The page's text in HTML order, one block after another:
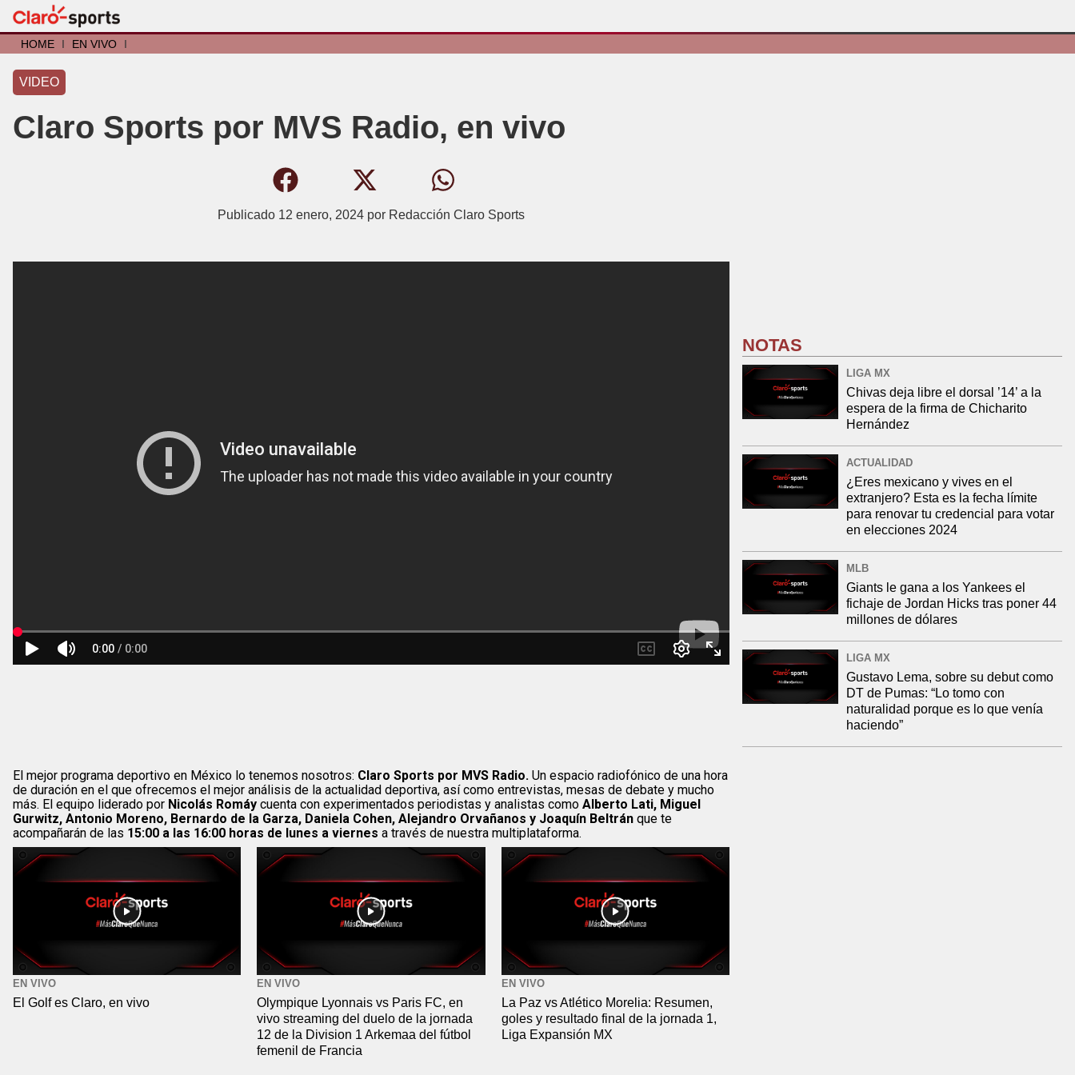
HOME I EN VIVO I
VIDEO
Claro Sports por MVS Radio, en vivo
Publicado 12 enero, 2024 por Redacción Claro Sports
El mejor programa deportivo en México lo tenemos nosotros: Claro Sports por MVS Radio. Un espacio radiofónico de una hora
de duración en el que ofrecemos el mejor análisis de la actualidad deportiva, así como entrevistas, mesas de debate y mucho
más. El equipo liderado por Nicolás Romáy cuenta con experimentados periodistas y analistas como Alberto Lati, Miguel
Gurwitz, Antonio Moreno, Bernardo de la Garza, Daniela Cohen, Alejandro Orvañanos y Joaquín Beltrán que te
acompañarán de las 15:00 a las 16:00 horas de lunes a viernes a través de nuestra multiplataforma.
EN VIVO
El Golf es Claro, en vivo
EN VIVO
Olympique Lyonnais vs Paris FC, en
vivo streaming del duelo de la jornada
12 de la Division 1 Arkemaa del fútbol
femenil de Francia
EN VIVO
La Paz vs Atlético Morelia: Resumen,
goles y resultado final de la jornada 1,
Liga Expansión MX
NOTAS
LIGA MX
Chivas deja libre el dorsal ’14’ a la
espera de la firma de Chicharito
Hernández
ACTUALIDAD
¿Eres mexicano y vives en el
extranjero? Esta es la fecha límite
para renovar tu credencial para votar
en elecciones 2024
MLB
Giants le gana a los Yankees el
fichaje de Jordan Hicks tras poner 44
millones de dólares
LIGA MX
Gustavo Lema, sobre su debut como
DT de Pumas: “Lo tomo con
naturalidad porque es lo que venía
haciendo”